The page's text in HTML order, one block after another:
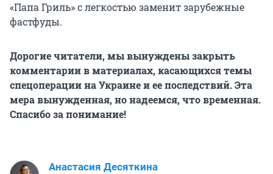
«Папа Гриль» с легкостью заменит зарубежные
фастфуды.
Дорогие читатели, мы вынуждены закрыть
комментарии в материалах, касающихся темы
спецоперации на Украине и ее последствий. Эта
мера вынужденная, но надеемся, что временная.
Спасибо за понимание!
Анастасия Десяткина